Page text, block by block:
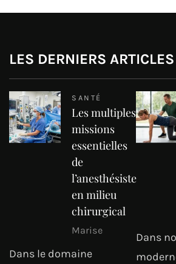
LES DERNIERS
SANTÉ
Les multiples
missions
essentielles
de
l’anesthésiste
en milieu
chirurgical
Marise
Dans le domaine
Dans